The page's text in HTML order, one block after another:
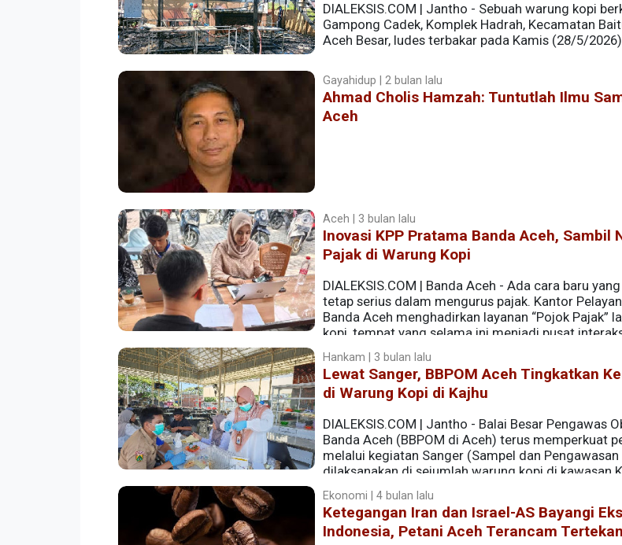
DIALEKSIS.COM | Jantho - Sebuah warung kopi
Gampong Cadek, Komplek Hadrah, Kecamatan
Aceh Besar, ludes terbakar pada Kamis (28/5/
Gayahidup | 2 bulan lalu
Ahmad Cholis Hamzah: Tuntutlah Ilmu
Aceh
Aceh | 3 bulan lalu
Inovasi KPP Pratama Banda Aceh, Sambil
Pajak di Warung Kopi
DIALEKSIS.COM | Banda Aceh - Ada cara baru
tetap serius dalam mengurus pajak. Kantor
Banda Aceh menghadirkan layanan “Pojok Pajak”
kopi, tempat yang selama ini menjadi pusat
Hankam | 3 bulan lalu
Lewat Sanger, BBPOM Aceh Tingkatkan
di Warung Kopi di Kajhu
DIALEKSIS.COM | Jantho - Balai Besar Pengawas
Banda Aceh (BBPOM di Aceh) terus memperkuat
melalui kegiatan Sanger (Sampel dan Pengawasan
dilaksanakan di sejumlah warung kopi di kawasan
(8/4/2026).
Ekonomi | 4 bulan lalu
Ketegangan Iran dan Israel-AS Bayangi
Indonesia, Petani Aceh Terancam Tertekan